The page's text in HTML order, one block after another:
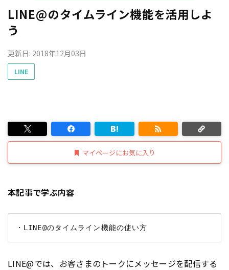
LINE@のタイムライン機能を活用しよ
う
更新日: 2018年12月03日
LINE
マイページにお気に入り
本記事で学ぶ内容
LINE@では、お客さまのトークにメッセージを配信する